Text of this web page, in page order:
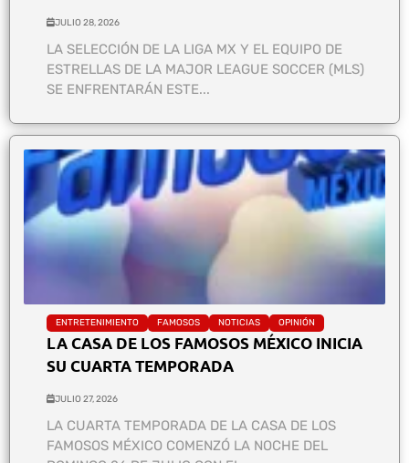
JULIO 28, 2026
LA SELECCIÓN DE LA LIGA MX Y EL EQUIPO DE
ESTRELLAS DE LA MAJOR LEAGUE SOCCER (MLS)
SE ENFRENTARÁN ESTE...
ENTRETENIMIENTO FAMOSOS NOTICIAS OPINIÓN
LA CASA DE LOS FAMOSOS MÉXICO INICIA
SU CUARTA TEMPORADA
JULIO 27, 2026
LA CUARTA TEMPORADA DE LA CASA DE LOS
FAMOSOS MÉXICO COMENZÓ LA NOCHE DEL